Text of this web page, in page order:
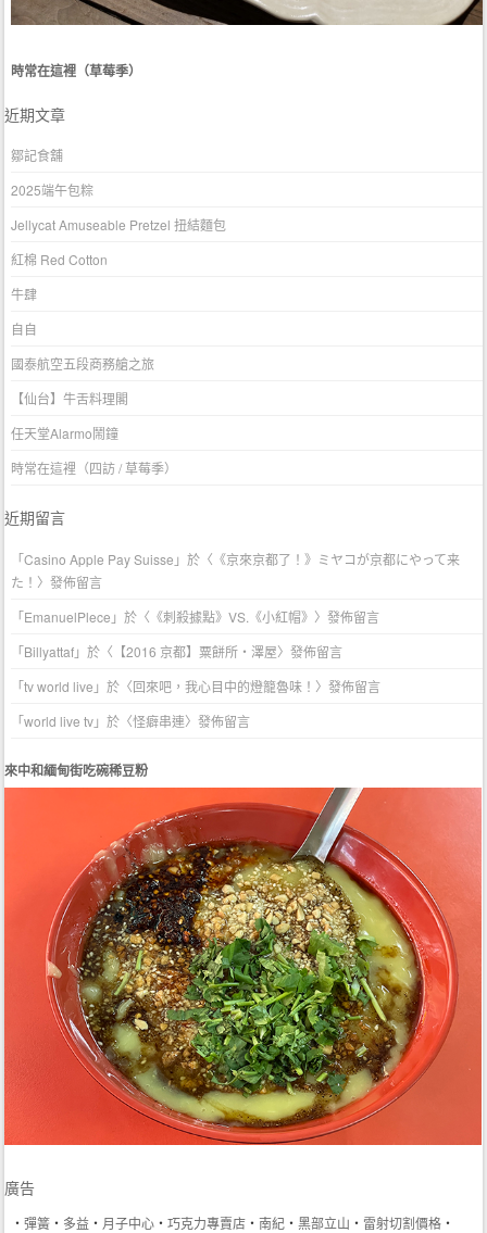
時常在這裡（草莓季）
近期文章
鄒記食舖
2025端午包粽
Jellycat Amuseable Pretzel 扭結麵包
紅棉 Red Cotton
牛肆
自自
國泰航空五段商務艙之旅
【仙台】牛舌料理閣
任天堂Alarmo鬧鐘
時常在這裡（四訪 / 草莓季）
近期留言
「Casino Apple Pay Suisse 」於〈 《京來京都了！》ミヤコが京都にやって来
た！ 〉發佈留言
「EmanuelPlece 」於〈 《刺殺據點》VS.《小紅帽》 〉發佈留言
「Billyattaf」於〈 【2016 京都】粟餅所・澤屋〉發佈留言
「tv world live 」於〈回來吧，我心目中的燈籠魯味！ 〉發佈留言
「world live tv」於〈怪癖串連〉發佈留言
來中和緬甸街吃碗稀豆粉
廣告
‧彈簧 ‧ 多益 ‧ 月子中心 ‧巧克力專賣店 ‧南紀 ‧黑部立山 ‧ 雷射切割價格 ‧